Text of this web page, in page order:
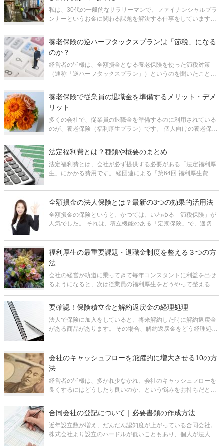
私は、30代の一般的なサラリーマンで、ファイナンシャルプラ
ンナーというお金に関わる課題を解決する仕事をしています。
一つだけ違うところがあるとすれば、2015年度・2016年度の
所得税と住民税が
養老保険の逆ハーフタックスプランは「節税」になる
のか？
経営者の皆様は、全額損金となる養老保険を使った節税対策
（通称「逆ハーフタックスプラン」）というのを聞いたことが
料の全額を損金とできる上、解約返戻金または満期保険金を退
職金に活用できると言われる
養老保険で従業員の退職金を準備するメリット・デメ
リット
多くの会社で、従業員の退職金を準備するのに利用されている
のが、養老保険（福利厚生プラン）です。 個人向けの養老保険
とよく活用されています。それは、保険料の1/2を損金に算入で
きるという形で税制上
法定福利費とは？種類や概要のまとめ
法定福利費とは、会社が必ず提供する必要がある「法定福利厚
生」にかかる費用です。 経団連による「第64回 福利厚生費調
る法定福利費の平均は月額84,884円とのことで、決して少ない
負担とは言え
全額損金の法人保険とは？最新の3つの効果的活用法
全額損金の保険というと、かつては、いわゆる「節税保険」が
人気でした。 それは、積立機能のある「定期保険」で、適切な
るというものでした。 しかし、2019年10月に国税庁の通達が
変更され
福利厚生の最重要課題・退職金制度を整える３つの方
法
会社の経営が軌道に乗ってきて毎年コンスタントに利益を出せ
るようになると、次は従業員の福利厚生をどうやって整えるか
は、従業員の老後の生活資金をある程度会社が保障し、老後の
心配をすることなく安心して働いて
要確認！保険積立金と解約返戻金の経理処理
法人で保険に加入をしていると、将来解約した時に解約返戻金
がある商品があります。 その場合、解約返戻金をどう経理処理
がある場合、将来「解約返戻金」、「満期保険金」、「死亡保
険金」という形で
会社のキャッシュフローを飛躍的に増大させる10の方
法
経営者の皆様は、多かれ少なかれ、会社のキャッシュフローを
良くするにはどうしたら良いのか、という悩みをお持ちだと思
としているし、会計や税務といった難しい話がからんできそう
なので、どこから手を付け
合同会社の登記について｜必要書類の作成方法
近年設立数が増え、だんだん認知度が上がっている合同会社。
株式会社より設立のハードルが低いこともあり、個人が法人成